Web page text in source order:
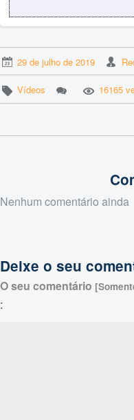
29 de julho de 2019
Vídeos 16165
Nenhum comentário ainda
Deixe o seu
O seu comentário
: